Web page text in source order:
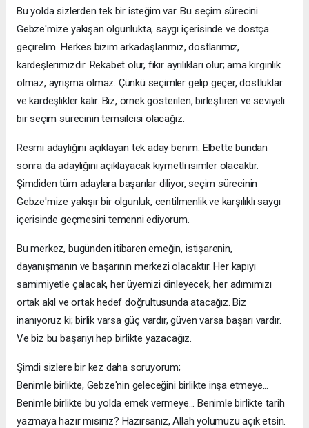
Bu yolda sizlerden tek bir isteğim var. Bu seçim sürecini
Gebze'mize yakışan olgunlukta, saygı içerisinde ve dostça
geçirelim. Herkes bizim arkadaşlarımız, dostlarımız,
kardeşlerimizdir. Rekabet olur, fikir ayrılıkları olur; ama kırgınlık
olmaz, ayrışma olmaz. Çünkü seçimler gelip geçer, dostluklar
ve kardeşlikler kalır. Biz, örnek gösterilen, birleştiren ve seviyeli
bir seçim sürecinin temsilcisi olacağız.
Resmi adaylığını açıklayan tek aday benim. Elbette bundan
sonra da adaylığını açıklayacak kıymetli isimler olacaktır.
Şimdiden tüm adaylara başarılar diliyor, seçim sürecinin
Gebze'mize yakışır bir olgunluk, centilmenlik ve karşılıklı saygı
içerisinde geçmesini temenni ediyorum.
Bu merkez, bugünden itibaren emeğin, istişarenin,
dayanışmanın ve başarının merkezi olacaktır. Her kapıyı
samimiyetle çalacak, her üyemizi dinleyecek, her adımımızı
ortak akıl ve ortak hedef doğrultusunda atacağız. Biz
inanıyoruz ki; birlik varsa güç vardır, güven varsa başarı vardır.
Ve biz bu başarıyı hep birlikte yazacağız.
Şimdi sizlere bir kez daha soruyorum;
Benimle birlikte, Gebze'nin geleceğini birlikte inşa etmeye...
Benimle birlikte bu yolda emek vermeye... Benimle birlikte tarih
yazmaya hazır mısınız? Hazırsanız, Allah yolumuzu açık etsin.